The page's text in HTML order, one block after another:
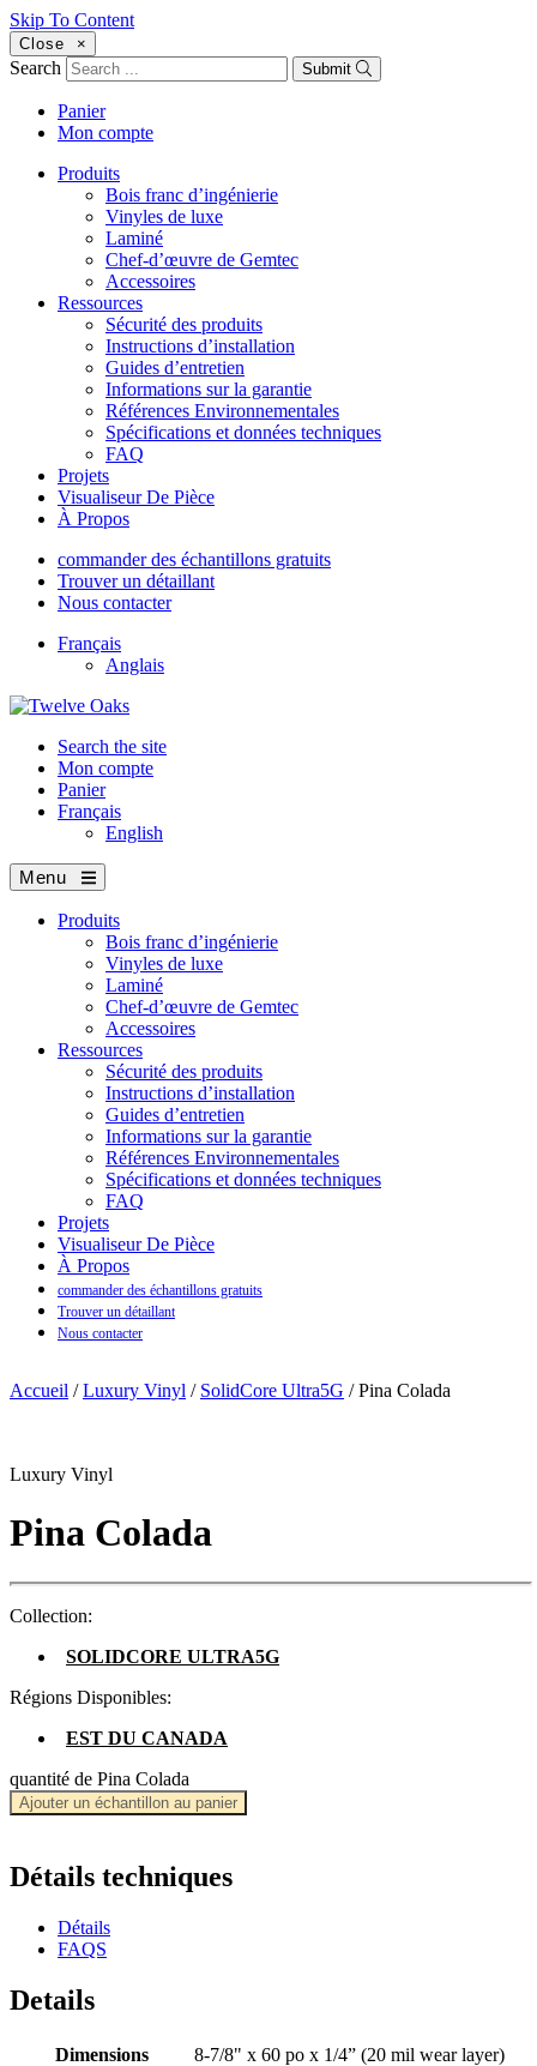
Skip To Content
Close ×
Search Submit
Panier
Mon compte
Produits
Bois franc d’ingénierie
Vinyles de luxe
Laminé
Chef-d’œuvre de Gemtec
Accessoires
Ressources
Sécurité des produits
Instructions d’installation
Guides d’entretien
Informations sur la garantie
Références Environnementales
Spécifications et données techniques
FAQ
Projets
Visualiseur De Pièce
À Propos
commander des échantillons gratuits
Trouver un détaillant
Nous contacter
Français
Anglais
Search the site
Mon compte
Panier
Français
English
Menu
Produits
Bois franc d’ingénierie
Vinyles de luxe
Laminé
Chef-d’œuvre de Gemtec
Accessoires
Ressources
Sécurité des produits
Instructions d’installation
Guides d’entretien
Informations sur la garantie
Références Environnementales
Spécifications et données techniques
FAQ
Projets
Visualiseur De Pièce
À Propos
commander des échantillons gratuits
Trouver un détaillant
Nous contacter
Accueil /Luxury Vinyl / SolidCore Ultra5G / Pina Colada
Luxury Vinyl
Pina Colada
Collection:
SOLIDCORE ULTRA5G
Régions Disponibles:
EST DU CANADA
quantité de Pina Colada
Ajouter un échantillon au panier
Détails techniques
Détails
FAQS
Details
Dimensions 8-7/8" x 60 po x 1/4” (20 mil wear layer)